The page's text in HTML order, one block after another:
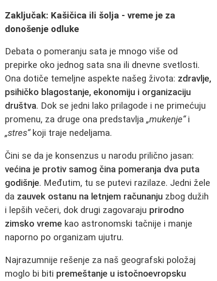
Zaključak: Kašičica ili šolja - vreme je za
donošenje odluke
Debata o pomeranju sata je mnogo više od
prepirke oko jednog sata sna ili dnevne svetlosti.
Ona dotiče temeljne aspekte našeg života: zdravlje,
psihičko blagostanje, ekonomiju i organizaciju
društva. Dok se jedni lako prilagode i ne primećuju
promenu, za druge ona predstavlja „mukenje“i
„stres“koji traje nedeljama.
Čini se da je konsenzus u narodu prilično jasan:
većina je protiv samog čina pomeranja dva puta
godišnje. Međutim, tu se putevi razilaze. Jedni žele
da zauvek ostanu na letnjem računanju zbog dužih
i lepših večeri, dok drugi zagovaraju prirodno
zimsko vreme kao astronomski tačnije i manje
naporno po organizam ujutru.
Najrazumnije rešenje za naš geografski položaj
moglo bi biti premeštanje u istočnoevropsku